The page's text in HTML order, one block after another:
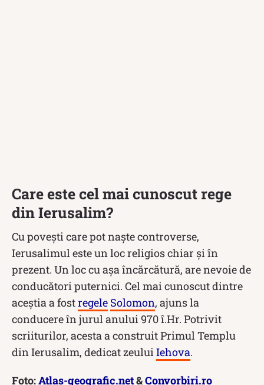
Care este cel mai cunoscut rege
din Ierusalim?
Cu povești care pot naște controverse,
Ierusalimul este un loc religios chiar și în
prezent. Un loc cu așa încărcătură, are nevoie de
conducători puternici. Cel mai cunoscut dintre
aceștia a fostregele Solomon, ajuns la
conducere în jurul anului 970 î.Hr. Potrivit
scriiturilor, acesta a construit Primul Templu
din Ierusalim, dedicat zeuluiIehova.
Foto:Atlas-geografic.net&Convorbiri.ro